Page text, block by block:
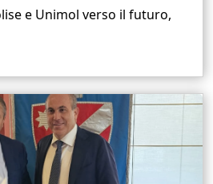
e Unimol verso il futuro,